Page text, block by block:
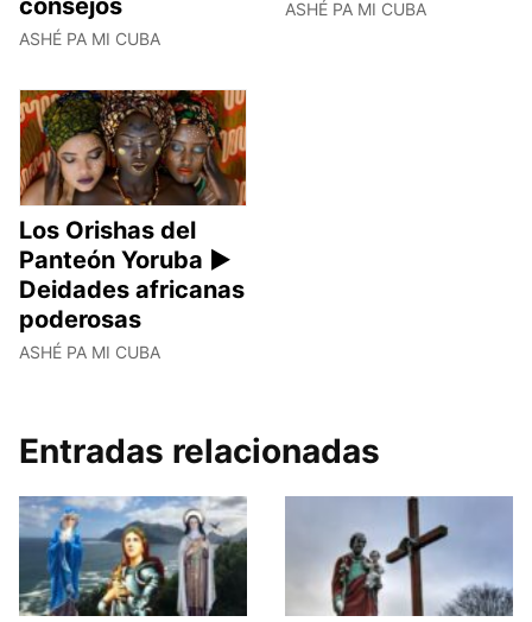
consejos
ASHÉ PA MI CUBA
ASHÉ PA MI CUBA
Los Orishas del
Panteón Yoruba ►
Deidades africanas
poderosas
ASHÉ PA MI CUBA
Entradas relacionadas